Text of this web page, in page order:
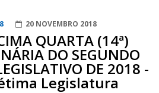
20 NOVEMBRO 2018
QUARTA (14ª)
DO SEGUNDO
DE 2018 -
Legislatura